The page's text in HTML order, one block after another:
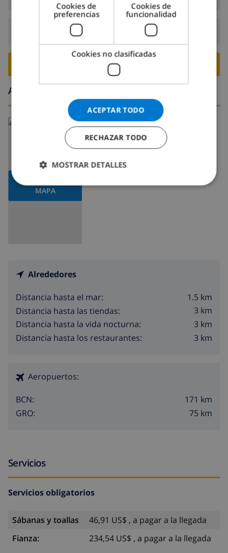
Salida: Antes de: 10:00
RESERVE ESTE CHALÉ ›
Alrededores
MAPA
Leer más sobre:
España>Costa Brava > Roses
Alrededores
Distancia hasta el mar:
1.5 km
Distancia hasta las tiendas:
3 km
Distancia hasta la vida nocturna:
3 km
Distancia hasta los restaurantes:
3 km
Aeropuertos:
BCN:
171 km
GRO:
75 km
Servicios
Servicios obligatorios
Sábanas y toallas
46,91 US$ , a pagar a la llegada
Fianza:
234,54 US$ , a pagar a la llegada
Cookies de
preferencias
Cookies de
funcionalidad
Cookies no clasificadas
ACEPTAR TODO
RECHAZAR TODO
MOSTRAR DETALLES